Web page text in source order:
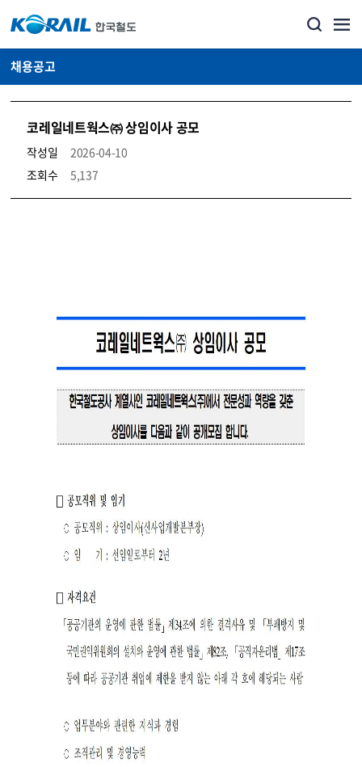
채용공고
코레일네트웍스㈜ 상임이사 공모
작성일
2026-04-10
조회수
5,137
코레일소개_경영공시_채용공고 상세보기 – 내용, 파일, 담당자 연락처로 구성